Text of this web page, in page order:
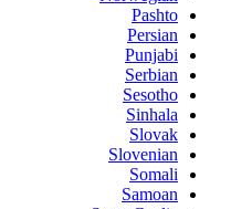
Pashto
Persian
Punjabi
Serbian
Sesotho
Sinhala
Slovak
Slovenian
Somali
Samoan